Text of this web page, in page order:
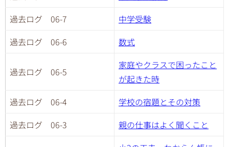
過去ログ 06-7
中学受験
過去ログ 06-6
数式
過去ログ 06-5
家庭やクラスで困ったこと
が起きた時
過去ログ 06-4
学校の宿題とその対策
過去ログ 06-3
親の仕事はよく聞くこと